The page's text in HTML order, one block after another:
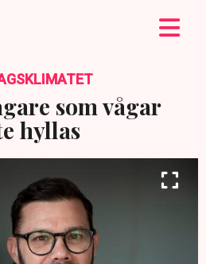
som vågar
hyllas